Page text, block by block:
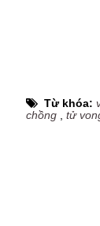
Từ khóa:
chồng
tử